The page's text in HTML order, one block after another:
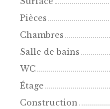
Pièces
Chambres
Salle de bains
WC
Étage
Construction